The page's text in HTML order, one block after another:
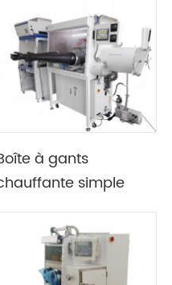
analyseur d'oxygène
à gants
simple
avec cabine de
transition